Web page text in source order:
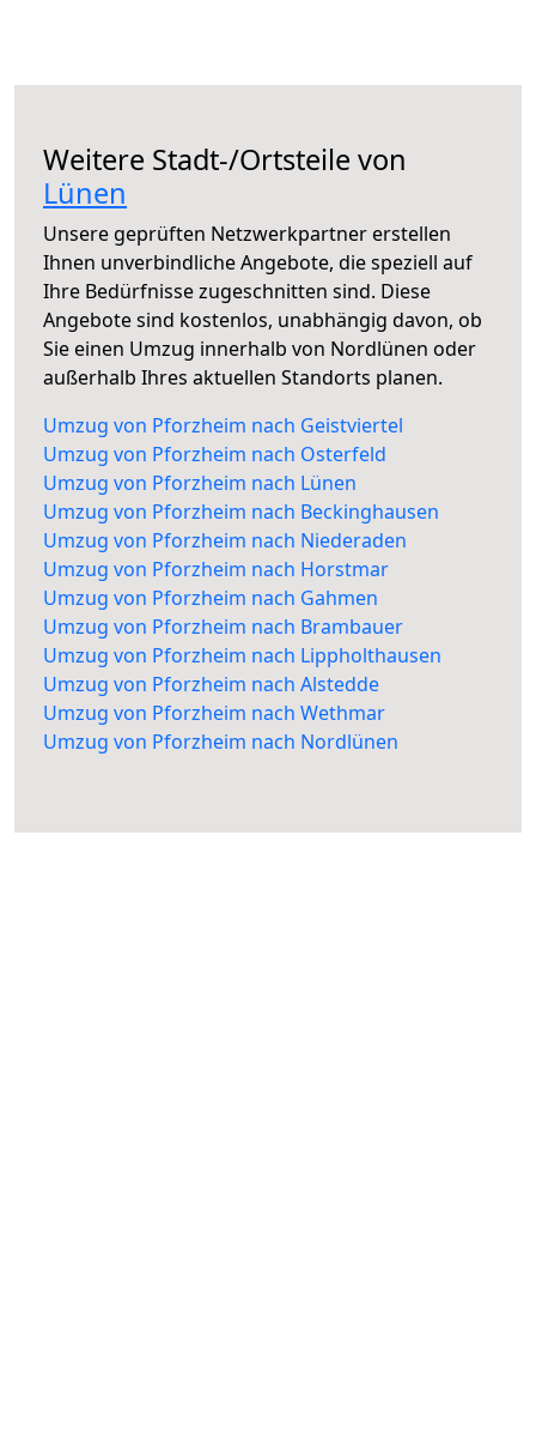
Weitere Stadt-/Ortsteile von
Lünen
Unsere geprüften Netzwerkpartner erstellen
Ihnen unverbindliche Angebote, die speziell auf
Ihre Bedürfnisse zugeschnitten sind. Diese
Angebote sind kostenlos, unabhängig davon, ob
Sie einen Umzug innerhalb von Nordlünen oder
außerhalb Ihres aktuellen Standorts planen.
Umzug von Pforzheim nach Geistviertel
Umzug von Pforzheim nach Osterfeld
Umzug von Pforzheim nach Lünen
Umzug von Pforzheim nach Beckinghausen
Umzug von Pforzheim nach Niederaden
Umzug von Pforzheim nach Horstmar
Umzug von Pforzheim nach Gahmen
Umzug von Pforzheim nach Brambauer
Umzug von Pforzheim nach Lippholthausen
Umzug von Pforzheim nach Alstedde
Umzug von Pforzheim nach Wethmar
Umzug von Pforzheim nach Nordlünen